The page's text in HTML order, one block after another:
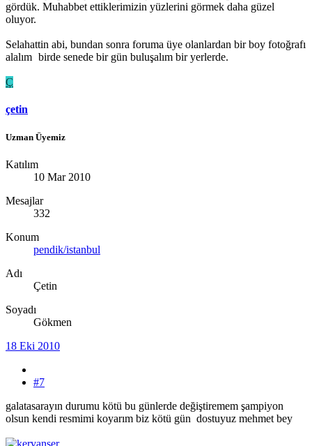
gördük. Muhabbet ettiklerimizin yüzlerini görmek daha güzel
oluyor.
Selahattin abi, bundan sonra foruma üye olanlardan bir boy fotoğrafı
alalım birde senede bir gün buluşalım bir yerlerde.
Ç
çetin
Uzman Üyemiz
Katılım
10 Mar 2010
Mesajlar
332
Konum
pendik/istanbul
Adı
Çetin
Soyadı
Gökmen
18 Eki 2010
#7
galatasarayın durumu kötü bu günlerde değiştiremem şampiyon
olsun kendi resmimi koyarım biz kötü gün dostuyuz mehmet bey